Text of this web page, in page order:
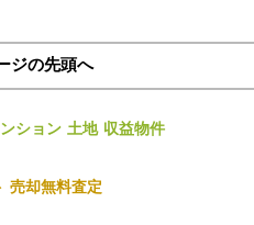
ジの先頭へ
ション 土地 収益物件
売却無料査定